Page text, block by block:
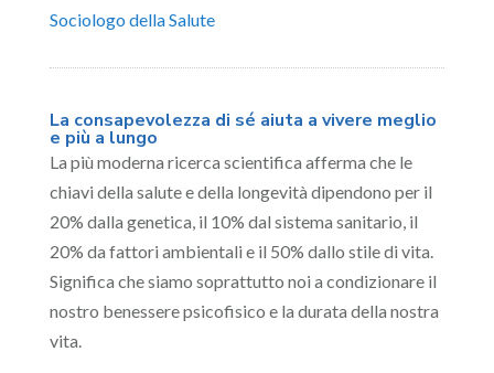
Sociologo della Salute
La consapevolezza di sé aiuta a vivere meglio
e più a lungo
La più moderna ricerca scientifica afferma che le
chiavi della salute e della longevità dipendono per il
20% dalla genetica, il 10% dal sistema sanitario, il
20% da fattori ambientali e il 50% dallo stile di vita.
Significa che siamo soprattutto noi a condizionare il
nostro benessere psicofisico e la durata della nostra
vita.